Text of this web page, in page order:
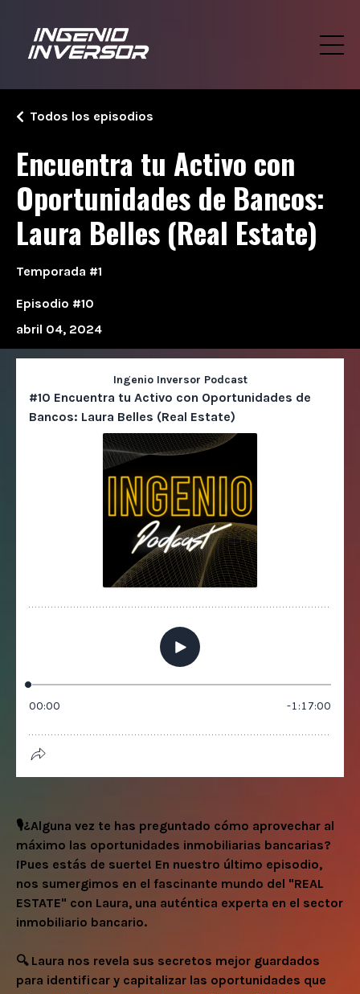
Encuentra tu Activo con
Oportunidades de Bancos:
Laura Belles (Real Estate)
Todos los episodios
Temporada #1
Episodio #10
abril 04, 2024
🎙️¿Alguna vez te has preguntado cómo aprovechar al
máximo las oportunidades inmobiliarias bancarias?
¡Pues estás de suerte! En nuestro último episodio,
nos sumergimos en el fascinante mundo del "REAL
ESTATE" con Laura, una auténtica experta en el sector
inmobiliario bancario.
🔍 Laura nos revela sus secretos mejor guardados
para identificar y capitalizar las oportunidades que